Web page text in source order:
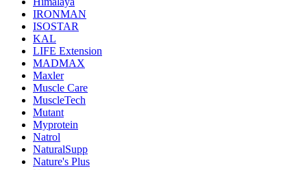
IRONMAN
ISOSTAR
KAL
LIFE Extension
MADMAX
Maxler
Muscle Care
MuscleTech
Mutant
Myprotein
Natrol
NaturalSupp
Nature's Plus